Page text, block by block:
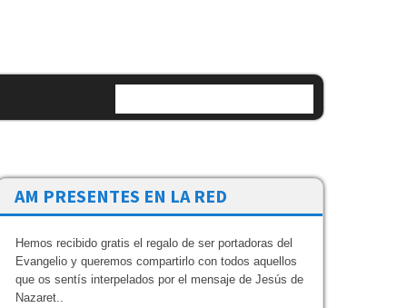
AM PRESENTES EN LA RED
Hemos recibido gratis el regalo de ser portadoras del
Evangelio y queremos compartirlo con todos aquellos
que os sentís interpelados por el mensaje de Jesús de
Nazaret..